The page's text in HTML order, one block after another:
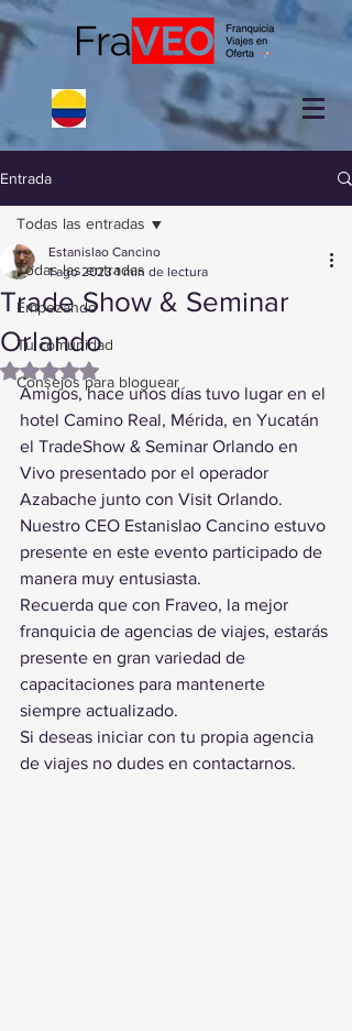
Entrada
Todas las entradas
Empezando
Tu comunidad
Consejos para bloguear
Todas las entradas
Trade Show & Seminar
Orlando
Estanislao Cancino
1 ago 2023 1 min de lectura
Obtuvo NaN de 5 estrellas.
Amigos, hace unos días tuvo lugar en el
hotel Camino Real, Mérida, en Yucatán
el TradeShow & Seminar Orlando en
Vivo presentado por el operador
Azabache junto con Visit Orlando.
Nuestro CEO Estanislao Cancino estuvo
presente en este evento participado de
manera muy entusiasta.
Recuerda que con Fraveo, la mejor
franquicia de agencias de viajes, estarás
presente en gran variedad de
capacitaciones para mantenerte
siempre actualizado.
Si deseas iniciar con tu propia agencia
de viajes no dudes en contactarnos.